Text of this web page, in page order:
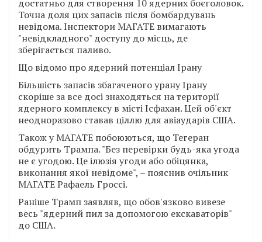
достатньо для створення 10 ядерних боєголовок.
Точна доля цих запасів після бомбардувань
невідома. Інспектори МАГАТЕ вимагають
"невідкладного" доступу до місць, де
зберігається паливо.
Що відомо про ядерний потенціал Ірану
Більшість запасів збагаченого урану Ірану
скоріше за все досі знаходяться на території
ядерного комплексу в місті Ісфахан. Цей об'єкт
неодноразово ставав ціллю для авіаударів США.
Також у МАГАТЕ побоюються, що Тегеран
обдурить Трампа. "Без перевірки будь-яка угода
не є угодою. Це ілюзія угоди або обіцянка,
виконання якої невідоме", – пояснив очільник
МАГАТЕ Рафаель Гроссі.
Раніше Трамп заявляв, що обов'язково вивезе
весь "ядерний пил за допомогою екскаваторів"
до США.